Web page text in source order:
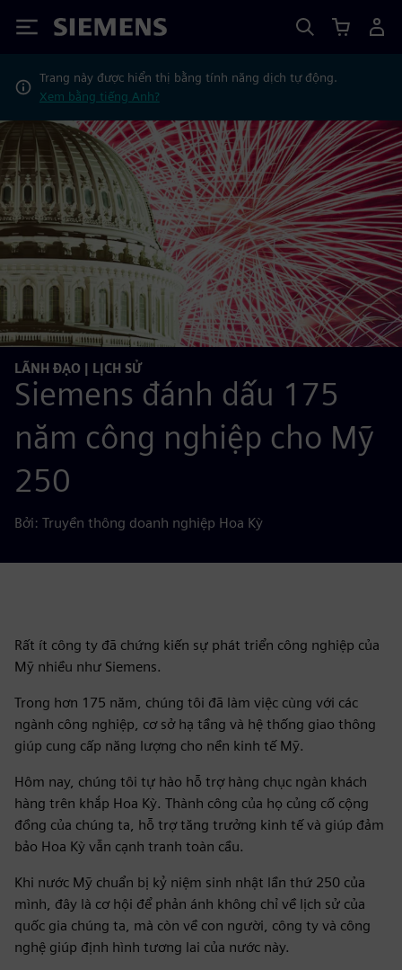
Siemens
Trang này được hiển thị bằng tính năng dịch tự động.
Xem bằng tiếng Anh?
LÃNH ĐẠO | LỊCH SỬ
Siemens đánh dấu 175
năm công nghiệp cho Mỹ
250
Bởi: Truyền thông doanh nghiệp Hoa Kỳ
Rất ít công ty đã chứng kiến sự phát triển công nghiệp của
Mỹ nhiều như Siemens.
Trong hơn 175 năm, chúng tôi đã làm việc cùng với các
ngành công nghiệp, cơ sở hạ tầng và hệ thống giao thông
giúp cung cấp năng lượng cho nền kinh tế Mỹ.
Hôm nay, chúng tôi tự hào hỗ trợ hàng chục ngàn khách
hàng trên khắp Hoa Kỳ. Thành công của họ củng cố cộng
đồng của chúng ta, hỗ trợ tăng trưởng kinh tế và giúp đảm
bảo Hoa Kỳ vẫn cạnh tranh toàn cầu.
Khi nước Mỹ chuẩn bị kỷ niệm sinh nhật lần thứ 250 của
mình, đây là cơ hội để phản ánh không chỉ về lịch sử của
quốc gia chúng ta, mà còn về con người, công ty và công
nghệ giúp định hình tương lai của nước này.